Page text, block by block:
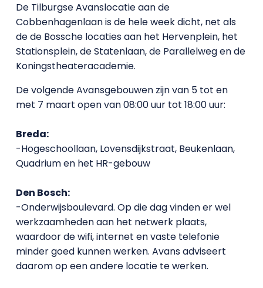
De Tilburgse Avanslocatie aan de
Cobbenhagenlaan is de hele week dicht, net als
de de Bossche locaties aan het Hervenplein, het
Stationsplein, de Statenlaan, de Parallelweg en de
Koningstheateracademie.
De volgende Avansgebouwen zijn van 5 tot en
met 7 maart open van 08:00 uur tot 18:00 uur:
Breda:
-Hogeschoollaan, Lovensdijkstraat, Beukenlaan,
Quadrium en het HR-gebouw
Den Bosch:
-Onderwijsboulevard. Op die dag vinden er wel
werkzaamheden aan het netwerk plaats,
waardoor de wifi, internet en vaste telefonie
minder goed kunnen werken. Avans adviseert
daarom op een andere locatie te werken.